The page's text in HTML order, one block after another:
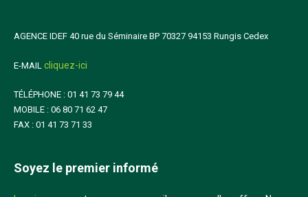
AGENCE IDEF 40 rue du Séminaire BP 70327 94153 Rungis Cedex
E-MAIL cliquez-ici
TÉLÉPHONE : 01 41 73 79 44
MOBILE : 06 80 71 62 47
FAX : 01 41 73 71 33
Soyez le premier informé